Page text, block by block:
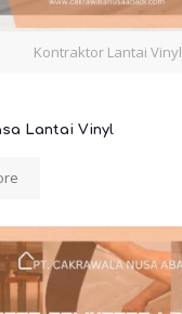
Kontraktor Lantai Vinyl
Lantai Vinyl